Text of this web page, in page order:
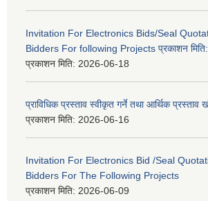
Invitation For Electronics Bids/Seal
Bidders For following Projects प्रकाशन
प्रकाशन मिति: 2026-06-18
प्राविधिक प्रस्ताव स्वीकृत गर्ने तथा आर्थिक प्रस्ताव
प्रकाशन मिति: 2026-06-16
Invitation For Electronics Bid /Seal
Bidders For The Following Projects
प्रकाशन मिति: 2026-06-09